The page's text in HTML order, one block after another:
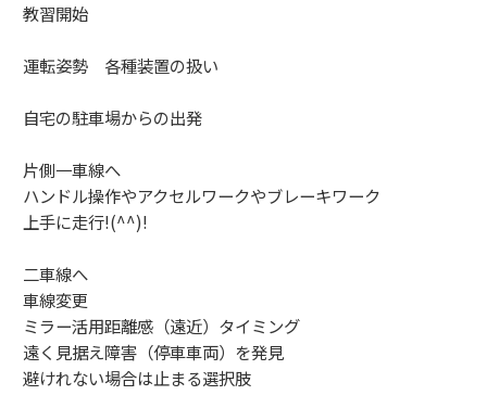
教習開始
運転姿勢 各種装置の扱い
自宅の駐車場からの出発
片側一車線へ
ハンドル操作やアクセルワークやブレーキワーク
上手に走行!(^^)!
二車線へ
車線変更
ミラー活用距離感（遠近）タイミング
遠く見据え障害（停車車両）を発見
避けれない場合は止まる選択肢